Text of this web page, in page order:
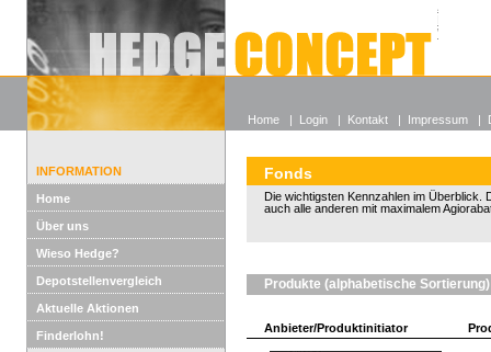
Alle
Wieso
INFORMATION
Home
Über uns
Wieso Hedge?
Depotstellenvergleich
Aktuelle Aktionen
Finderlohn!
Fonds
Die wichtigsten Kennzahlen im Überblick.
auch alle anderen mit maximalem
Produkte (alphabetische Sortierung)
Anbieter/Produktinitiator
Home | Login | Kontakt | Impressum |